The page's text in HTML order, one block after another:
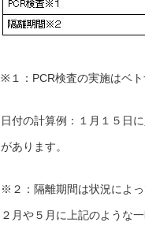
※１：PCR検査の実施はベト
日付の計算例：１月１５日
があります。
※２：隔離期間は状況によ
２月や５月に上記のような